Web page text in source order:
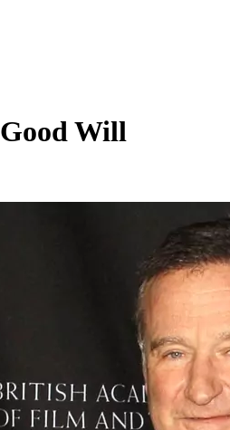
Good Will